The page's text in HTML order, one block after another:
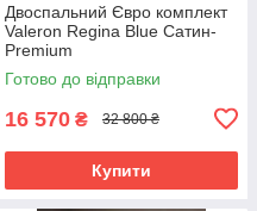
Двоспальний Євро комплект
Valeron Regina Blue Сатин-
Premium
Готово до відправки
16 570 ₴ 32 800 ₴
Купити